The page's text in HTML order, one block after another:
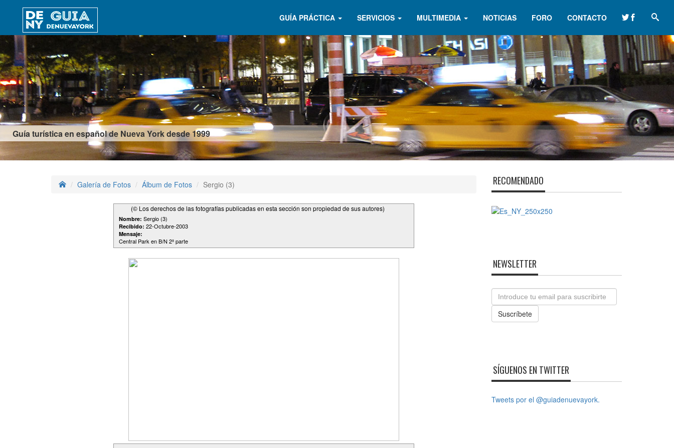
Guía turística en español de Nueva York desde 1999
GUÍA PRÁCTICA SERVICIOS MULTIMEDIA NOTICIAS FORO CONTACTO
Galería de Fotos Álbum de Fotos Sergio (3)
(© Los derechos de las fotografías publicadas en esta sección son propiedad de sus autores)
Nombre: Sergio (3)
Recibido: 22-Octubre-2003
Mensaje:
Central Park en B/N 2ª parte
RECOMENDADO
NEWSLETTER
Email
Suscríbete
SÍGUENOS EN TWITTER
Tweets por el @guiadenuevayork.